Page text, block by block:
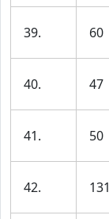
39. 60
40. 47
41. 50
42. 131